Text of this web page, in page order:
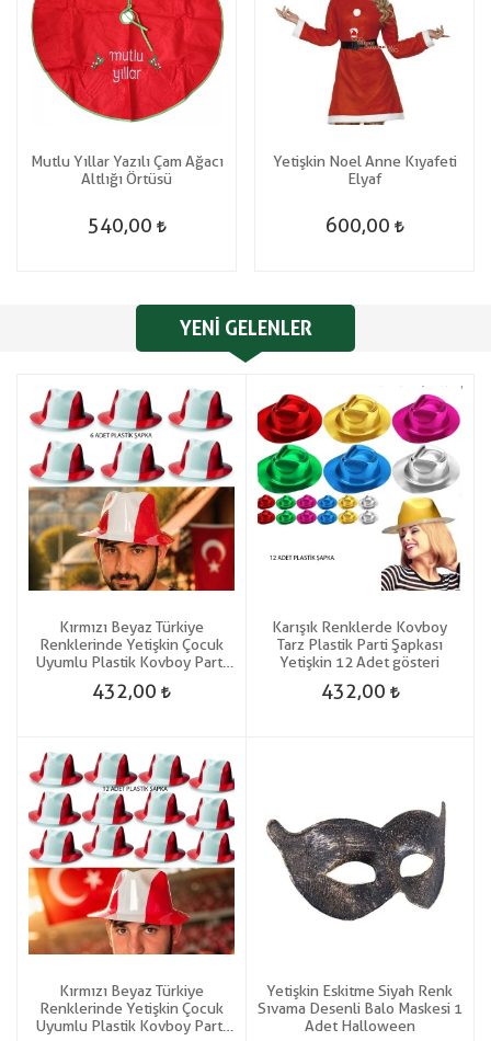
Mutlu Yıllar Yazılı Çam Ağacı
Altlığı Örtüsü
540,00
Yetişkin Noel Anne Kıyafeti
Elyaf
600,00
YENI GELENLER
Kırmızı Beyaz Türkiye
Renklerinde Yetişkin Çocuk
Uyumlu Plastik Kovboy Parti
432,00
Karışık Renklerde Kovboy
Tarz Plastik Parti Şapkası
Yetişkin 12 Adet gösteri
432,00
Kırmızı Beyaz Türkiye
Renklerinde Yetişkin Çocuk
Uyumlu Plastik Kovboy Parti
Yetişkin Eskitme Siyah Renk
Sıvama Desenli Balo Maskesi 1
Adet Halloween